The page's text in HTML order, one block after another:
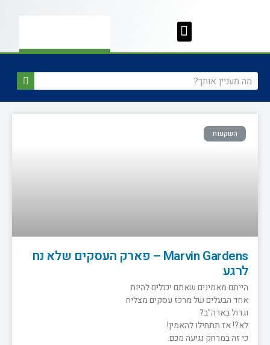
השקעות
Marvin Gardens – פארק העסקים שלא נח
לרגע
הייתם מאמינים שאתם יכולים להיות
אחד הבעלים של מרכז עסקים מצליח
וגדול בארה"ב?
לא?! אז תתחילו להאמין!
כי זה במרחק נגיעה מכם.